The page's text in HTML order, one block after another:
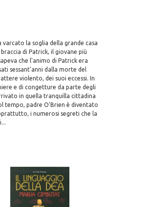
varcato la soglia della grande casa
di Patrick, il giovane più
che l'animo di Patrick era
sessant'anni dalla morte del
violento, dei suoi eccessi. In
e di congetture da parte degli
in quella tranquilla cittadina
tempo, padre O'Brien è diventato
i numerosi segreti che la